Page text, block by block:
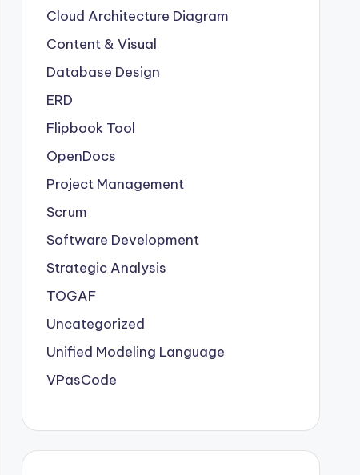
Cloud Architecture Diagram
Content & Visual
Database Design
ERD
Flipbook Tool
OpenDocs
Project Management
Scrum
Software Development
Strategic Analysis
TOGAF
Uncategorized
Unified Modeling Language
VPasCode